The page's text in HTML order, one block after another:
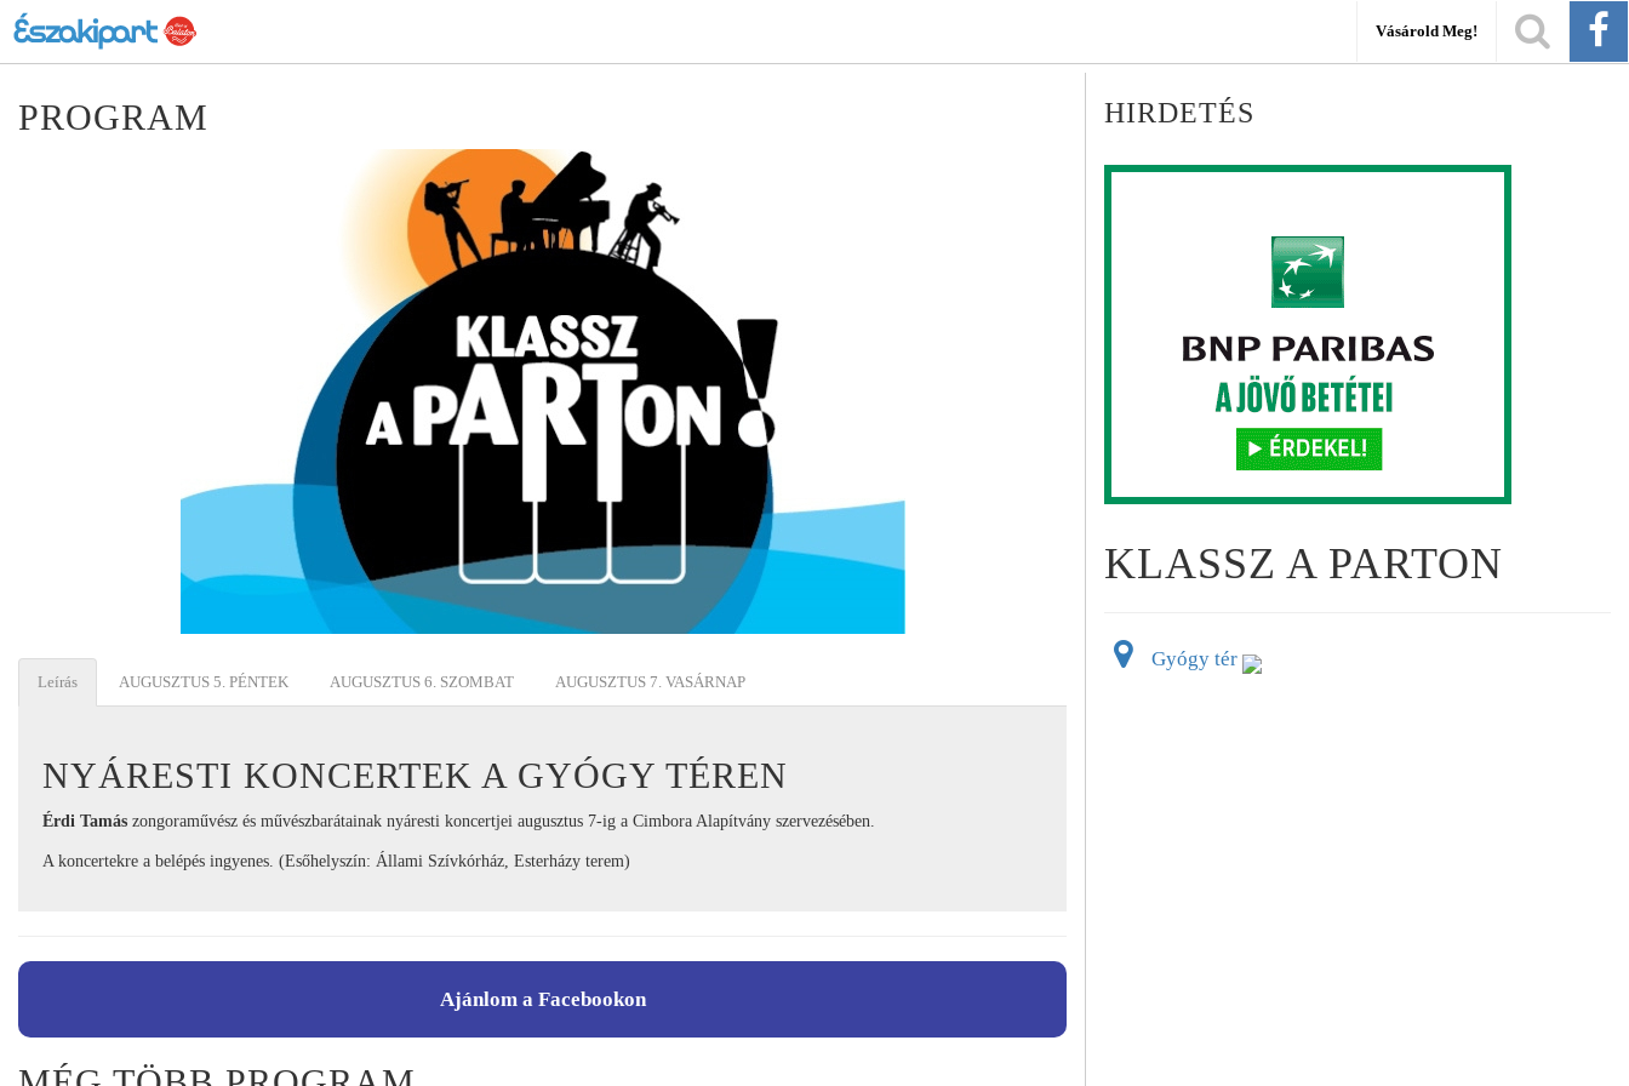
Vásárold Meg!
HIRDETÉS
KLASSZ A PARTON
Gyógy tér
PROGRAM
Leírás AUGUSZTUS 5. PÉNTEK AUGUSZTUS 6. SZOMBAT AUGUSZTUS 7. VASÁRNAP
NYÁRESTI KONCERTEK A GYÓGY TÉREN
Érdi Tamás zongoraművész és művészbarátainak nyáresti koncertjei augusztus 7-ig a Cimbora Alapítvány szervezésében.
A koncertekre a belépés ingyenes. (Esőhelyszín: Állami Szívkórház, Esterházy terem)
Ajánlom a Facebookon